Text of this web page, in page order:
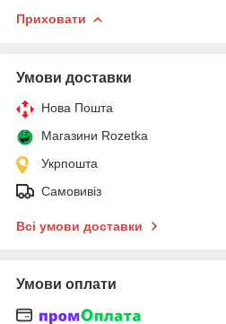
Приховати
Умови доставки
Нова Пошта
Магазини Rozetka
Укрпошта
Самовивіз
Всі умови доставки
Умови оплати